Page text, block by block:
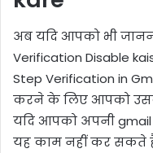
अब यदि आपको भी
Verification Disable
Step Verification in
करने के लिए आपको
यदि आपको अपनी gmail
यह काम नहीं कर सकते